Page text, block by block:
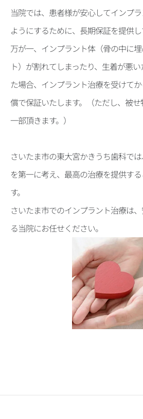
当院では、患者様が安心してインプ
ようにするために、長期保証を提供し
万が一、インプラント体（骨の中に
ト）が割れてしまったり、生着が悪
た場合、インプラント治療を受けて
償で保証いたします。（ただし、被
一部頂きます。）
さいたま市の東大宮かきうち歯科で
を第一に考え、最高の治療を提供す
す。
さいたま市でのインプラント治療は
る当院にお任せください。